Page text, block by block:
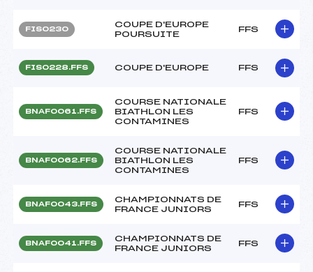
FIS0230
COUPE D'EUROPE
POURSUITE
FFS
FIS0228.FFS COUPE D'EUROPE FFS
BNAF0061.FFS
COURSE NATIONALE
BIATHLON LES
CONTAMINES
FFS
BNAF0062.FFS
COURSE NATIONALE
BIATHLON LES
CONTAMINES
FFS
BNAF0043.FFS
CHAMPIONNATS DE
FRANCE JUNIORS
FFS
BNAF0041.FFS
CHAMPIONNATS DE
FRANCE JUNIORS
FFS